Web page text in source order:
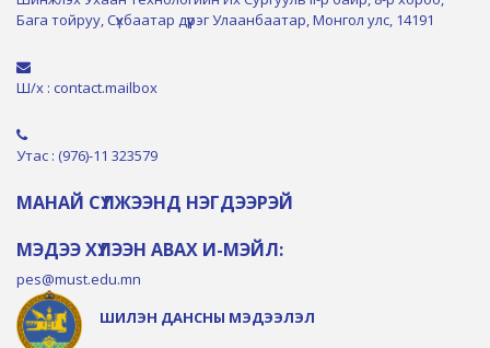
Бага тойруу, Сүхбаатар дүүрэг Улаанбаатар, Монгол улс, 14191
Ш/х : contact.mailbox
Утас : (976)-11 323579
МАНАЙ СҮЛЖЭЭНД НЭГДЭЭРЭЙ
МЭДЭЭ ХҮЛЭЭН АВАХ И-МЭЙЛ:
pes@must.edu.mn
ШИЛЭН ДАНСНЫ МЭДЭЭЛЭЛ